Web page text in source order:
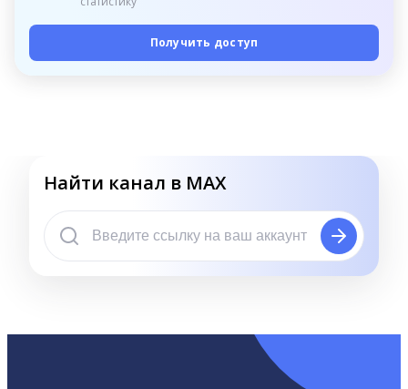
Получить доступ
Найти канал в MAX